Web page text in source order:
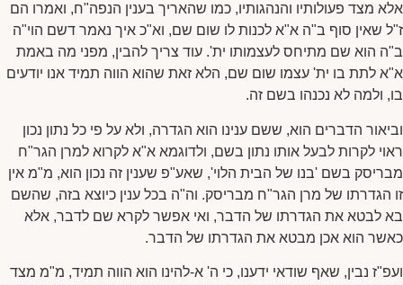
אלא מצד פעולותיו והנהגותיו, כמו שהאריך בענין הנפה"ח, ואמרו הם
ז"ל שאין סוף ב"ה א"א לכנות לו שום שם, וא"כ איך נאמר דשם הוי"ה
ב"ה הוא שם מתיחס לעצמותו ית'. עוד צריך להבין, מפני מה באמת
א"א לתת בו ית' עצמו שום שם, הלא זאת שהוא הווה תמיד אנו יודעים
בו, ולמה לא נכנהו בשם זה.
וביאור הדברים הוא, ששם ענינו הוא הגדרה, ולא על פי כל נתון נכון
ראוי לקרות לבעל אותו נתון בשם, ולדוגמא א"א לקרוא למרן הגר"ח
מבריסק בשם 'בנו של הבית הלוי', שאע"פ שענין זה נכון הוא, מ"מ אין
זו הגדרתו של מרן הגר"ח מבריסק. וה"ה בכל ענין כיוצא בזה, שהשם
בא לבטא את הגדרתו של הדבר, ואי אפשר לקרא שם לדבר, אלא
כאשר הוא אכן מבטא את הגדרתו של הדבר.
ועפ"ז נבין, שאף שודאי ידענו, כי ה' א-להינו הוא הווה תמיד, מ"מ מצד